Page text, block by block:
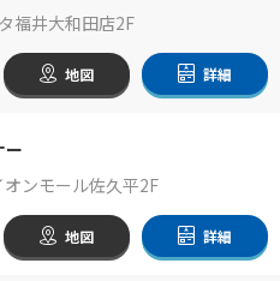
福井大和田店2F
地図 詳細
ー
ンモール佐久平2F
地図 詳細